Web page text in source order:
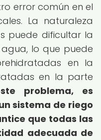
error común en el
La naturaleza
puede dificultar la
lo que puede
en la
en la parte
problema, es
sistema de riego
que todas las
adecuada de